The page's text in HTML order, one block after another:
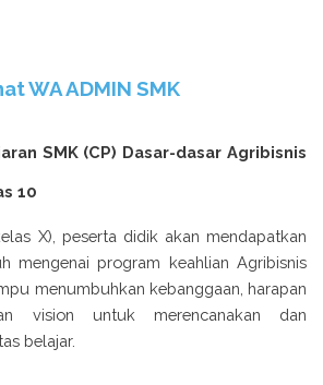
WA ADMIN SMK
SMK (CP) Dasar-dasar Agribisnis
10
X), peserta didik akan mendapatkan
mengenai program keahlian Agribisnis
menumbuhkan kebanggaan, harapan
vision untuk merencanakan dan
belajar.